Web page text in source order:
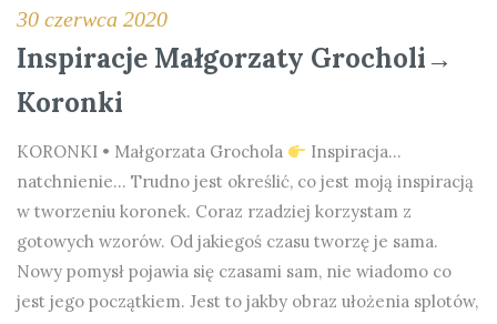
30 czerwca 2020
Inspiracje Małgorzaty Grocholi→
Koronki
KORONKI • Małgorzata Grochola
Inspiracja…
natchnienie… Trudno jest określić, co jest moją inspiracją
w tworzeniu koronek. Coraz rzadziej korzystam z
gotowych wzorów. Od jakiegoś czasu tworzę je sama.
Nowy pomysł pojawia się czasami sam, nie wiadomo co
jest jego początkiem. Jest to jakby obraz ułożenia splotów,